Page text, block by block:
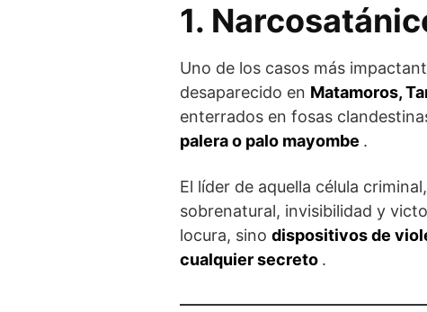
1.
Uno de los casos más
desaparecido en Matamoros,
enterrados en fosas
palera o palo mayombe .
El líder de aquella célula criminal,
sobrenatural, invisibilidad y
locura, sino dispositivos de
cualquier secreto .